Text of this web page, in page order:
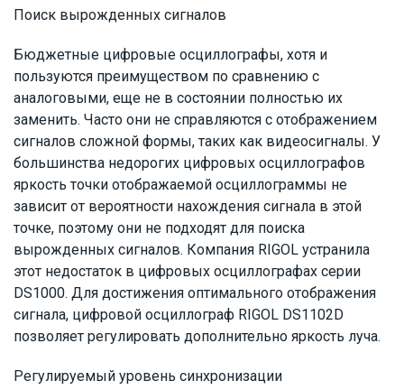
Поиск вырожденных сигналов
Бюджетные цифровые осциллографы, хотя и
пользуются преимуществом по сравнению с
аналоговыми, еще не в состоянии полностью их
заменить. Часто они не справляются с отображением
сигналов сложной формы, таких как видеосигналы. У
большинства недорогих цифровых осциллографов
яркость точки отображаемой осциллограммы не
зависит от вероятности нахождения сигнала в этой
точке, поэтому они не подходят для поиска
вырожденных сигналов. Компания RIGOL устранила
этот недостаток в цифровых осциллографах серии
DS1000. Для достижения оптимального отображения
сигнала, цифровой осциллограф RIGOL DS1102D
позволяет регулировать дополнительно яркость луча.
Регулируемый уровень синхронизации